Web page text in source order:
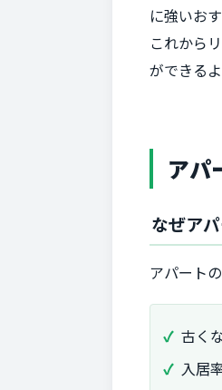
に強いお
これから
ができる
アパ
なぜア
アパート
古く
入居